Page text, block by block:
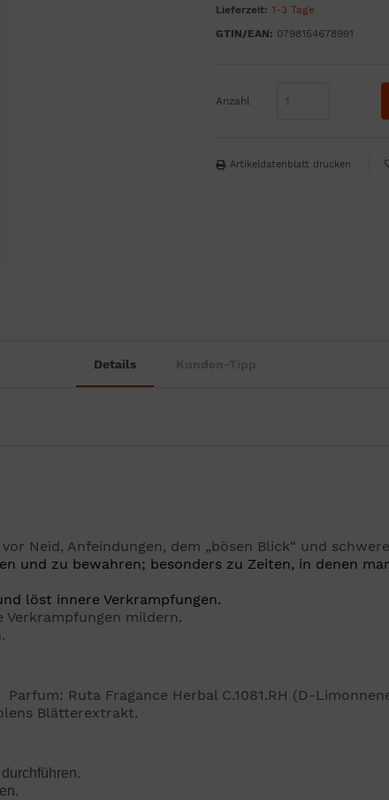
Lieferzeit: 1-3 Tage
GTIN/EAN: 0798154678991
Anzahl
Artikeldatenblatt drucken
Details
Neid, Anfeindungen, dem „bösen Blick“ und
und zu bewahren; besonders zu Zeiten, in denen
löst innere Verkrampfungen.
Verkrampfungen mildern.
Ruta Fragance Herbal C.1081.RH (D-
Blätterextrakt.